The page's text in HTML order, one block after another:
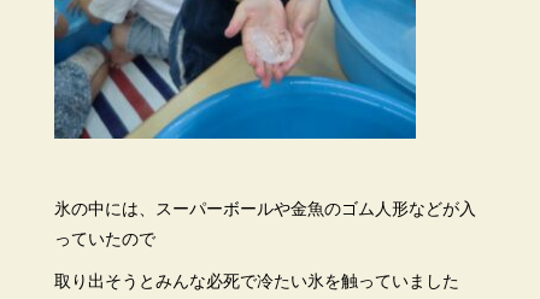
氷の中には、スーパーボールや金魚のゴム人形などが入
っていたので
取り出そうとみんな必死で冷たい氷を触っていました